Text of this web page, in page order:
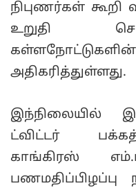
நிபுணர்கள்
உறுதி
அதிகரித்துள்ளது.
இந்நிலையில்
ட்விட்டர்
காங்கிரஸ்
பணமதிப்பிழப்பு